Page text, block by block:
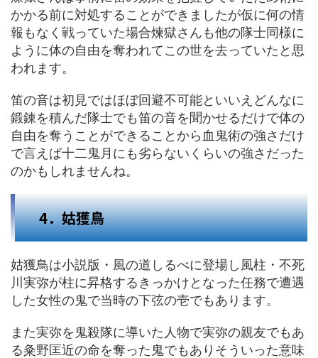
かかる前に対処することができましたが仮に何の情
報もなく戦っていた場合煉獄さんも他の隊士同様に
ように体の自由を奪われてこの世を去っていたと思
われます。
笛の音は初見ではほぼ回避不可能といいえどんなに
鍛錬を積んだ隊士でも笛の音を聞かせるだけで体の
自由を奪うことができることから血鬼術の強さだけ
で言えば十二鬼月にも劣らないくらいの強さだった
のかもしれませんね。
4．姑獲鳥
姑獲鳥は小説版・風の道しるべに登場し風柱・不死
川実弥が柱に昇格するきっかけとなった任務で遭遇
した女性の鬼で当時の下弦の壱でもあります。
また実弥を鬼殺隊に導いた人物で実弥の親友でもあ
る粂野匡近の命を奪った鬼でもありそういった意味